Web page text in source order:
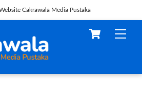
Cakrawala Media Pustaka
Cart